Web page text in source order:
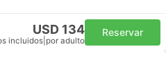
USD 134
incluidos por adulto
Reservar